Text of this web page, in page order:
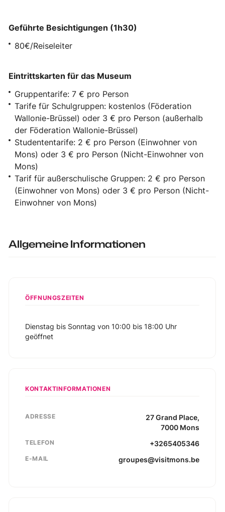
Geführte Besichtigungen (1h30)
80€/Reiseleiter
Eintrittskarten für das Museum
Gruppentarife: 7 € pro Person
Tarife für Schulgruppen: kostenlos (Föderation
Wallonie-Brüssel) oder 3 € pro Person (außerhalb
der Föderation Wallonie-Brüssel)
Studententarife: 2 € pro Person (Einwohner von
Mons) oder 3 € pro Person (Nicht-Einwohner von
Mons)
Tarif für außerschulische Gruppen: 2 € pro Person
(Einwohner von Mons) oder 3 € pro Person (Nicht-
Einwohner von Mons)
Allgemeine Informationen
ÖFFNUNGSZEITEN
Dienstag bis Sonntag von 10:00 bis 18:00 Uhr
geöffnet
KONTAKTINFORMATIONEN
ADRESSE 27 Grand Place,
7000 Mons
TELEFON +3265405346
E-MAIL groupes@visitmons.be